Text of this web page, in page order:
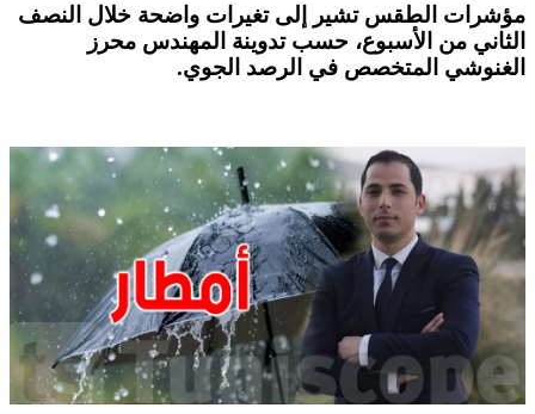
مؤشرات الطقس تشير إلى تغيرات واضحة خلال النصف
الثاني من الأسبوع، حسب تدوينة المهندس محرز
الغنوشي المتخصص في الرصد الجوي.